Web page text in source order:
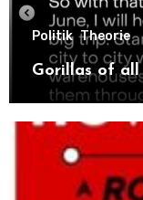
Politik Theorie
Gorillas of all